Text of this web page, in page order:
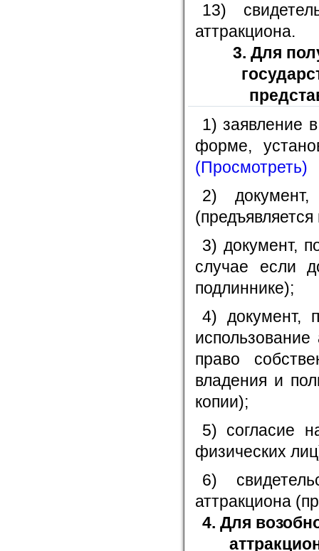
13)
аттракциона.
3. Для
1) заявление
форме,
(Просмотреть)
2) документ,
3) документ,
случае если
подлиннике);
4) документ,
право
владения и
копии);
5) согласие
физических
6)
аттракциона
4. Для